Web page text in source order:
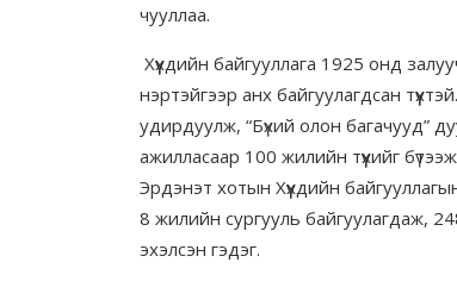
чууллаа.
Хүүхдийн байгууллага 1925 онд
нэртэйгээр анх байгуулагдсан
удирдуулж, “Бүхий олон багачууд”
ажилласаар 100 жилийн түүхийг
Эрдэнэт хотын Хүүхдийн
8 жилийн сургууль байгуулагдаж,
эхэлсэн гэдэг.